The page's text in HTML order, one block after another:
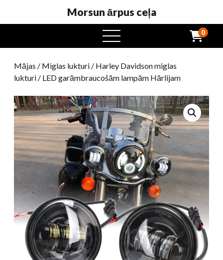
Morsun ārpus ceļa
atvērta
ēdienkarte
0
Mājas / Miglas lukturi / Harley Davidson miglas
lukturi / LED garāmbraucošām lampām Hārlijam